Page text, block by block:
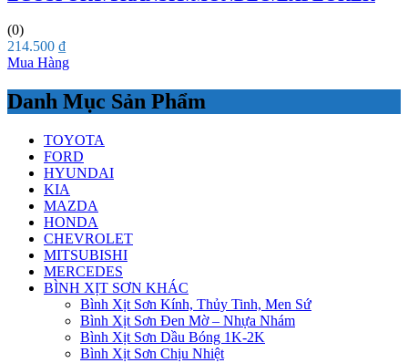
(0)
214.500 ₫
Mua Hàng
Danh Mục Sản Phẩm
TOYOTA
FORD
HYUNDAI
KIA
MAZDA
HONDA
CHEVROLET
MITSUBISHI
MERCEDES
BÌNH XỊT SƠN KHÁC
Bình Xịt Sơn Kính, Thủy Tinh, Men Sứ
Bình Xịt Sơn Đen Mờ – Nhựa Nhám
Bình Xịt Sơn Dầu Bóng 1K-2K
Bình Xịt Sơn Chịu Nhiệt